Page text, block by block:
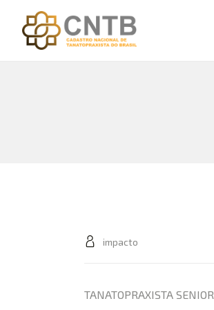
impacto
TANATOPRAXISTA SENIOR